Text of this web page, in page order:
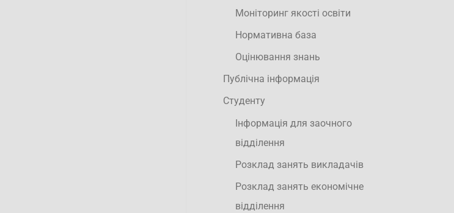
Моніторинг якості освіти
Нормативна база
Оцінювання знань
Публічна інформація
Студенту
Інформація для заочного
відділення
Розклад занять викладачів
Розклад занять економічне
відділення